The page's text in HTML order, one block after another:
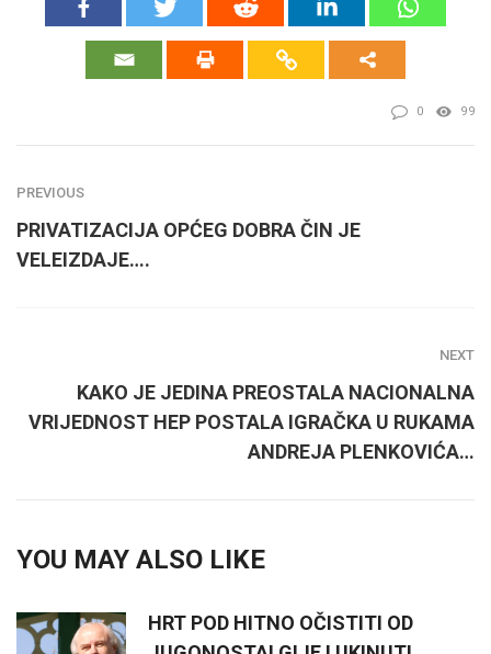
0 99
PREVIOUS
PRIVATIZACIJA OPĆEG DOBRA ČIN JE
VELEIZDAJE….
NEXT
KAKO JE JEDINA PREOSTALA NACIONALNA
VRIJEDNOST HEP POSTALA IGRAČKA U RUKAMA
ANDREJA PLENKOVIĆA…
YOU MAY ALSO LIKE
HRT POD HITNO OČISTITI OD